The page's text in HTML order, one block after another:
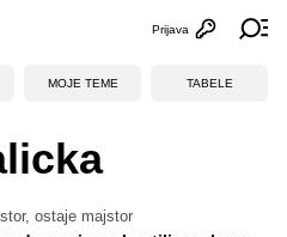
Otvori
Prijava
MOJE TEME TABELE
ostaje majstor